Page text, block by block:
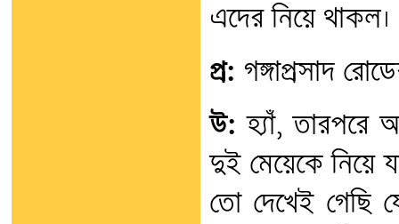
এদের নিয়ে থাকল।
প্র: গঙ্গাপ্রসাদ
উ: হ্যাঁ, তারপরে
দুই মেয়েকে নিয়ে
তো দেখেই গেছি